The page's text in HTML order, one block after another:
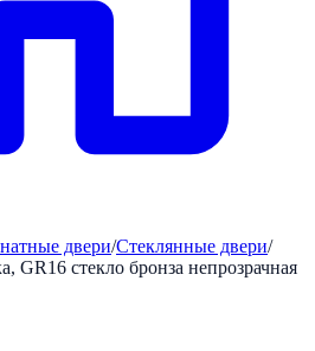
двери/Стеклянные двери/
GR16 стекло бронза непрозрачная